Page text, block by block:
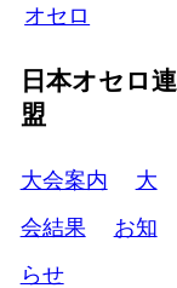
オセロ
日本オセロ連
盟
大会案内
大
会結果
お知
らせ